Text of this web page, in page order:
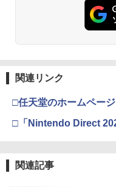
関連リンク
□任天堂のホームページ
□「Nintendo Direct
関連記事